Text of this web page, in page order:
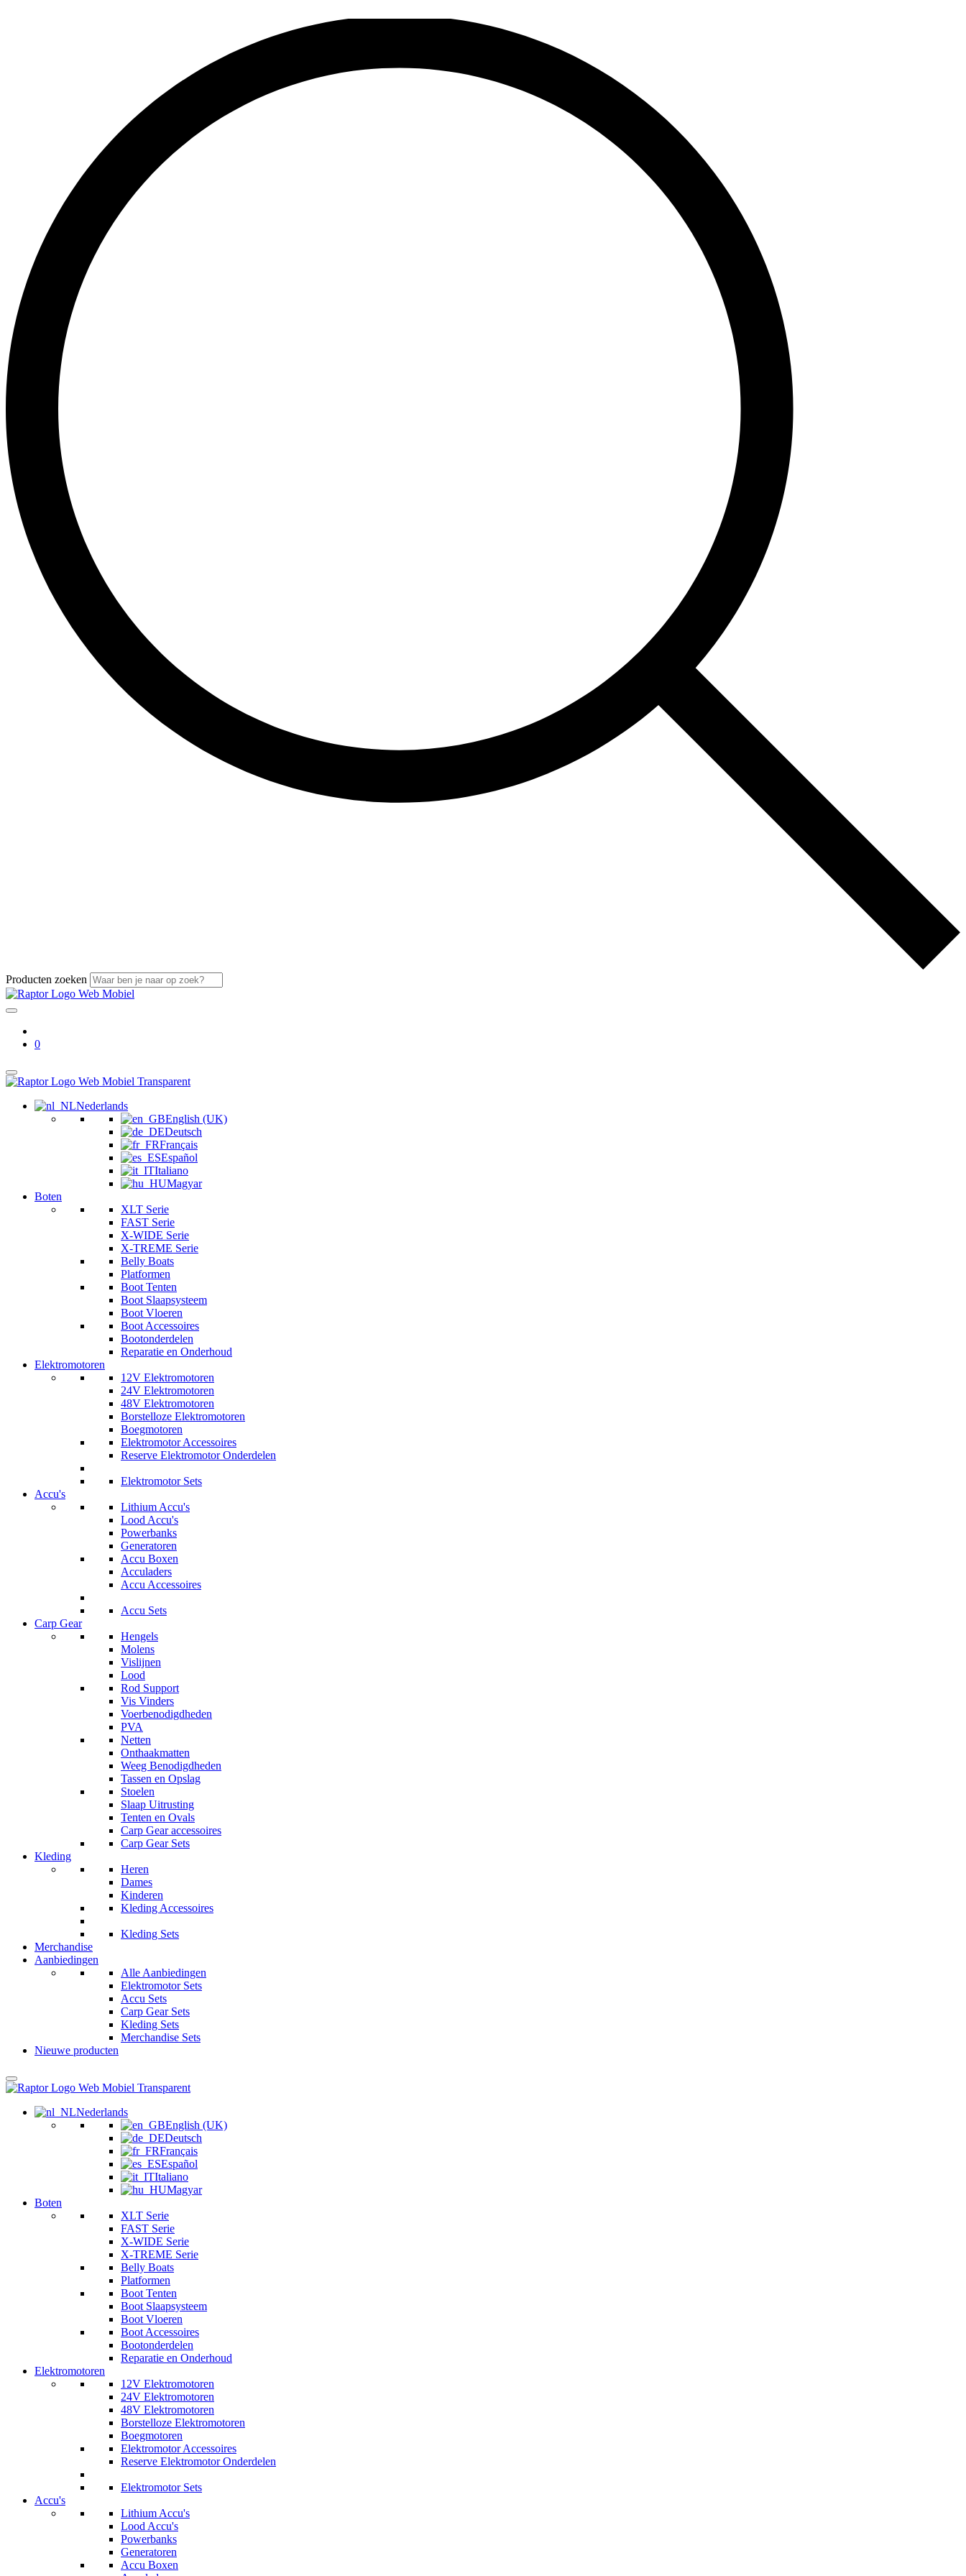
Producten zoeken
0
Nederlands
English (UK)
Deutsch
Français
Español
Italiano
Magyar
Boten
XLT Serie
FAST Serie
X-WIDE Serie
X-TREME Serie
Belly Boats
Platformen
Boot Tenten
Boot Slaapsysteem
Boot Vloeren
Boot Accessoires
Bootonderdelen
Reparatie en Onderhoud
Elektromotoren
12V Elektromotoren
24V Elektromotoren
48V Elektromotoren
Borstelloze Elektromotoren
Boegmotoren
Elektromotor Accessoires
Reserve Elektromotor Onderdelen
Elektromotor Sets
Accu's
Lithium Accu's
Lood Accu's
Powerbanks
Generatoren
Accu Boxen
Acculaders
Accu Accessoires
Accu Sets
Carp Gear
Hengels
Molens
Vislijnen
Lood
Rod Support
Vis Vinders
Voerbenodigdheden
PVA
Netten
Onthaakmatten
Weeg Benodigdheden
Tassen en Opslag
Stoelen
Slaap Uitrusting
Tenten en Ovals
Carp Gear accessoires
Carp Gear Sets
Kleding
Heren
Dames
Kinderen
Kleding Accessoires
Kleding Sets
Merchandise
Aanbiedingen
Alle Aanbiedingen
Elektromotor Sets
Accu Sets
Carp Gear Sets
Kleding Sets
Merchandise Sets
Nieuwe producten
Nederlands
English (UK)
Deutsch
Français
Español
Italiano
Magyar
Boten
XLT Serie
FAST Serie
X-WIDE Serie
X-TREME Serie
Belly Boats
Platformen
Boot Tenten
Boot Slaapsysteem
Boot Vloeren
Boot Accessoires
Bootonderdelen
Reparatie en Onderhoud
Elektromotoren
12V Elektromotoren
24V Elektromotoren
48V Elektromotoren
Borstelloze Elektromotoren
Boegmotoren
Elektromotor Accessoires
Reserve Elektromotor Onderdelen
Elektromotor Sets
Accu's
Lithium Accu's
Lood Accu's
Powerbanks
Generatoren
Accu Boxen